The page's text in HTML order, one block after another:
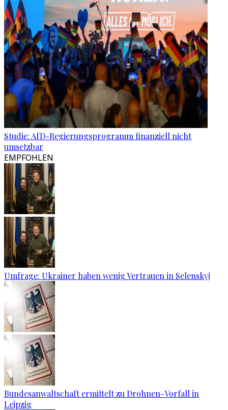
Studie: AfD-Regierungsprogramm finanziell nicht
umsetzbar
EMPFOHLEN
Umfrage: Ukrainer haben wenig Vertrauen in Selenskyj
Bundesanwaltschaft ermittelt zu Drohnen-Vorfall in
Leipzig